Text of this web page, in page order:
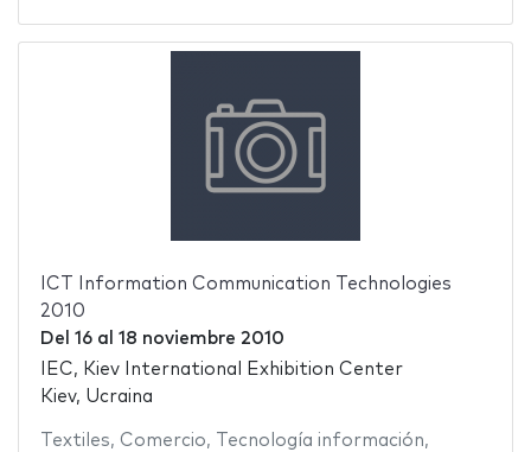
ICT Information Communication Technologies
2010
Del 16al 18 noviembre 2010
IEC, Kiev International Exhibition Center
Kiev, Ucraina
Textiles, Comercio, Tecnología información,